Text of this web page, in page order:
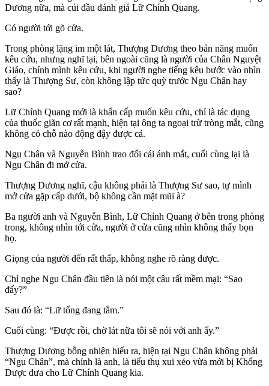
Dương nữa, mà cúi đầu đánh giá Lữ Chính Quang.
Có người tới gõ cửa.
Trong phòng lặng im một lát, Thượng Dương theo bản năng muốn
kêu cứu, nhưng nghĩ lại, bên ngoài cũng là người của Chân Nguyệt
Giáo, chính mình kêu cứu, khi người nghe tiếng kêu bước vào nhìn
thấy là Thượng Sư, còn không lập tức quỳ trước Ngu Chân hay
sao?
Lữ Chính Quang mới là khẩn cấp muốn kêu cứu, chỉ là tác dụng
của thuốc giãn cơ rất mạnh, hiện tại ông ta ngoại trừ tròng mắt, cũng
không có chỗ nào động đậy được cả.
Ngu Chân và Nguyễn Bình trao đổi cái ánh mắt, cuối cùng lại là
Ngu Chân đi mở cửa.
Thượng Dương nghĩ, cậu không phải là Thượng Sư sao, tự mình
mở cửa gặp cấp dưới, bộ không cần mặt mũi à?
Ba người anh và Nguyễn Bình, Lữ Chính Quang ở bên trong phòng
trong, không nhìn tới cửa, người ở cửa cũng nhìn không thấy bọn
họ.
Giọng của người đến rất thấp, không nghe rõ ràng được.
Chỉ nghe Ngu Chân đầu tiên là nói một câu rất mềm mại: “Sao
đấy?”
Sau đó là: “Lữ tổng đang tắm.”
Cuối cùng: “Được rồi, chờ lát nữa tôi sẽ nói với anh ấy.”
Thượng Dương bỗng nhiên hiểu ra, hiện tại Ngu Chân không phải
“Ngu Chân”, mà chính là anh, là tiểu thụ xui xẻo vừa mới bị Khổng
Dược đưa cho Lữ Chính Quang kia.